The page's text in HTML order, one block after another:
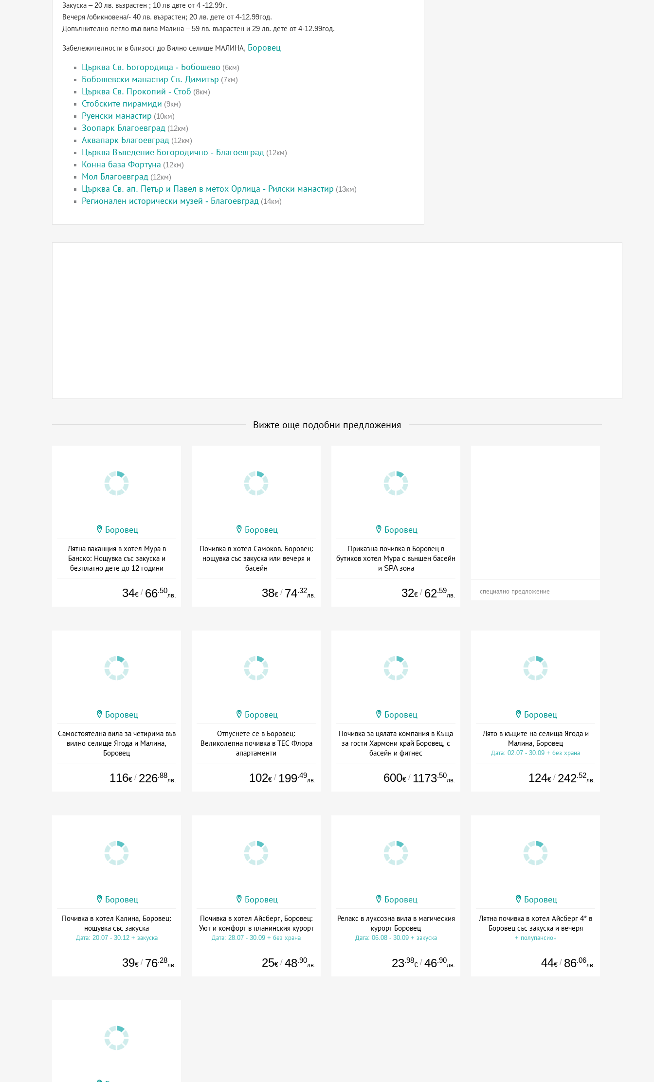
Закуска – 20 лв. възрастен ; 10 лв двте от 4 -12.99г.
Вечеря /обикновена/- 40 лв. възрастен; 20 лв. дете от 4-12.99год.
Допълнително легло във вила Малина – 59 лв. възрастен и 29 лв. дете от 4-12.99год.
Забележителности в близост до Вилно селище МАЛИНА, Боровец
Църква Св. Богородица - Бобошево (6км)
Бобошевски манастир Св. Димитър (7км)
Църква Св. Прокопий - Стоб (8км)
Стобските пирамиди (9км)
Руенски манастир (10км)
Зоопарк Благоевград (12км)
Аквапарк Благоевград (12км)
Църква Въведение Богородично - Благоевград (12км)
Конна база Фортуна (12км)
Мол Благоевград (12км)
Църква Св. ап. Петър и Павел в метох Орлица - Рилски манастир (13км)
Регионален исторически музей - Благоевград (14км)
Вижте още подобни предложения
Боровец
Лятна ваканция в хотел Мура в
Банско: Нощувка със закуска и
безплатно дете до 12 години
34€ / 66.50
лв.
Боровец
Почивка в хотел Самоков, Боровец:
нощувка със закуска или вечеря и
басейн
38€ / 74.32
лв.
Боровец
Приказна почивка в Боровец в
бутиков хотел Мура с външен басейн
и SPA зона
32€ / 62.59
лв. специално предложение
Боровец
Самостоятелна вила за четирима във
вилно селище Ягода и Малина,
Боровец
116€ / 226.88
лв.
Боровец
Отпуснете се в Боровец:
Великолепна почивка в ТЕС Флора
апартаменти
102€ / 199.49
лв.
Боровец
Почивка за цялата компания в Къща
за гости Хармони край Боровец, с
басейн и фитнес
600€ / 1173.50
лв.
Боровец
Лято в къщите на селища Ягода и
Малина, Боровец
Дата: 02.07 - 30.09 + без храна
124€ / 242.52
лв.
Боровец
Почивка в хотел Калина, Боровец:
нощувка със закуска
Дата: 20.07 - 30.12 + закуска
39€ / 76.28
лв.
Боровец
Почивка в хотел Айсберг, Боровец:
Уют и комфорт в планинския курорт
Дата: 28.07 - 30.09 + без храна
25€ / 48.90
лв.
Боровец
Релакс в луксозна вила в магическия
курорт Боровец
Дата: 06.08 - 30.09 + закуска
23.98
€ / 46.90
лв.
Боровец
Лятна почивка в хотел Айсберг 4* в
Боровец със закуска и вечеря
+ полупансион
44€ / 86.06
лв.